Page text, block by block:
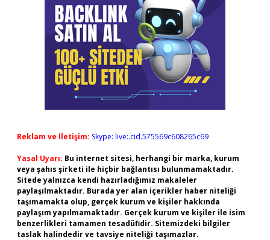
Reklam ve İletişim: Skype: live:.cid.575569c608265c69
Yasal Uyarı: Bu internet sitesi, herhangi bir marka, kurum
veya şahıs şirketi ile hiçbir bağlantısı bulunmamaktadır.
Sitede yalnızca kendi hazırladığımız makaleler
paylaşılmaktadır. Burada yer alan içerikler haber niteliği
taşımamakta olup, gerçek kurum ve kişiler hakkında
paylaşım yapılmamaktadır. Gerçek kurum ve kişiler ile isim
benzerlikleri tamamen tesadüfidir. Sitemizdeki bilgiler
taslak halindedir ve tavsiye niteliği taşımazlar.